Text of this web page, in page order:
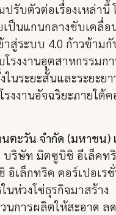
ปรับตัวต่อเรื่องเหล่านี้
เป็นแกนกลางขับเคลื่อ
สู่ระบบ 4.0 ก้าวข้ามกั
รงงานอุตสาหกรรมก
ระยะสั้นและระยะยา
งงานอัจฉริยะภายใต้ค
ตะวัน จำกัด (มหาชน)
บริษัท มิตซูบิชิ อีเล็คท
อิเล็กทริค คอร์เปอเร
ห่วงโซ่ธุรกิจมาสร้าง
นการผลิตให้สะอาด ลด